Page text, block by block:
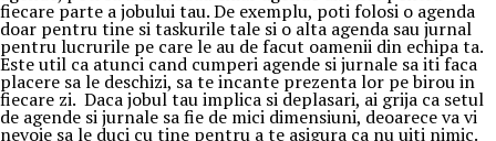
fiecare parte a jobului tau. De exemplu, poti folosi o agenda
doar pentru tine si taskurile tale si o alta agenda sau jurnal
pentru lucrurile pe care le au de facut oamenii din echipa ta.
Este util ca atunci cand cumperi agende si jurnale sa iti faca
placere sa le deschizi, sa te incante prezenta lor pe birou in
fiecare zi. Daca jobul tau implica si deplasari, ai grija ca setul
de agende si jurnale sa fie de mici dimensiuni, deoarece va vi
nevoie sa le duci cu tine pentru a te asigura ca nu uiti nimic.